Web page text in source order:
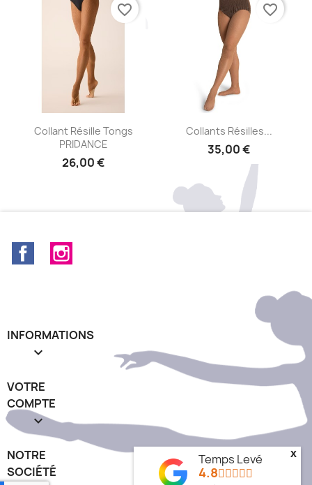
Aperçu rapide
Collant Résille Tongs
PRIDANCE
26,00 €
favorite_border
Aperçu rapide
Collants Résilles...
35,00 €
favorite_border
Facebook
INFORMATIONS

VOTRE
COMPTE

NOTRE
SOCIÉTÉ
Temps Levé
4.8
x